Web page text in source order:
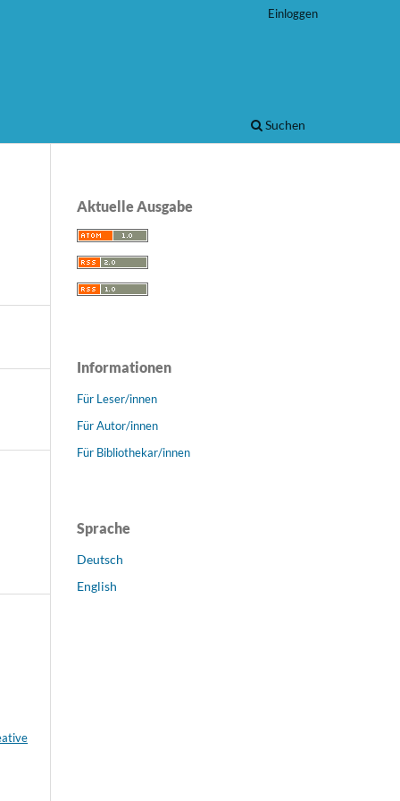
Suchen
Einloggen
Aktuelle Ausgabe
Informationen
Für Leser/innen
Für Autor/innen
Für Bibliothekar/innen
Sprache
Deutsch
English